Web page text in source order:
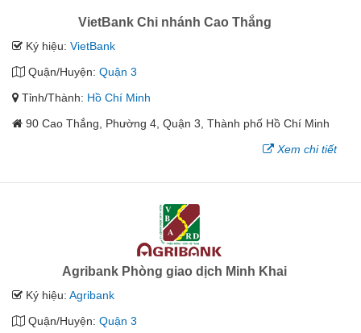
VietBank Chi nhánh Cao Thắng
Ký hiệu: VietBank
Quận/Huyện: Quận 3
Tỉnh/Thành: Hồ Chí Minh
90 Cao Thắng, Phường 4, Quận 3, Thành phố Hồ Chí Minh
Xem chi tiết
Agribank Phòng giao dịch Minh Khai
Ký hiệu: Agribank
Quận/Huyện: Quận 3